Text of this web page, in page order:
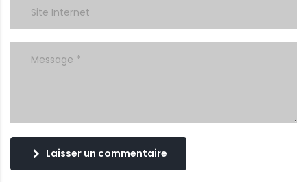
Laisser un commentaire